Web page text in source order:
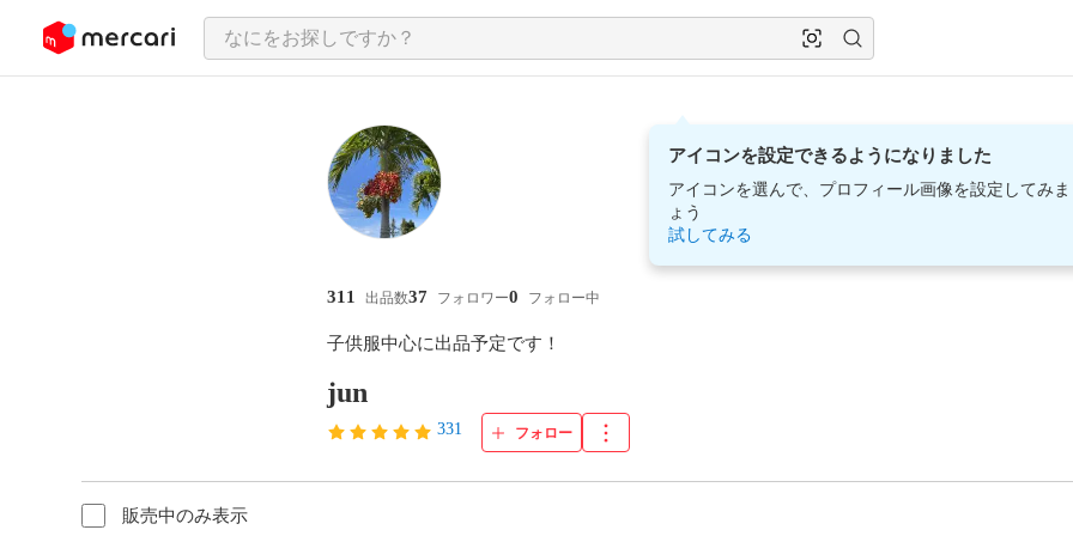
ツにスキップ
アイコンを設定できるようになりました
アイコンを選んで、プロフィール画像を設定してみ
ょう
試してみる
jun
331 フォロー
311 出品数37 フォロワー0 フォロー中
子供服中心に出品予定です！
販売中のみ表示